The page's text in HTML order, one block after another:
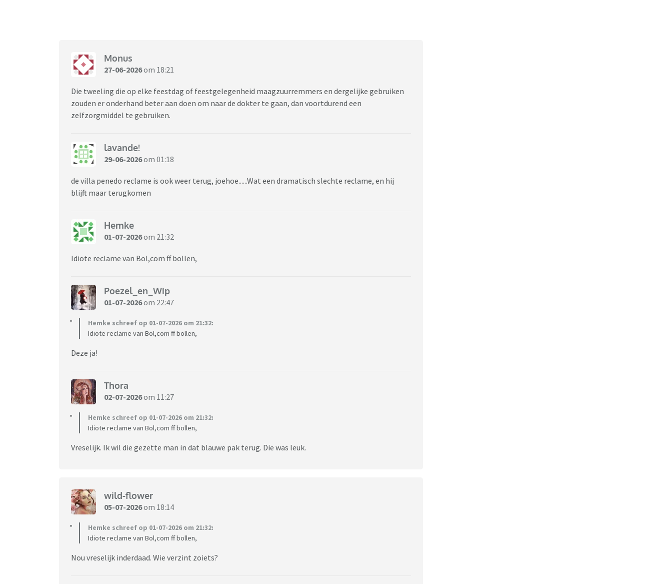
Monus
27-06-2026om 18:21
Die tweeling die op elke feestdag of feestgelegenheid maagzuurremmers en dergelijke gebruiken
zouden er onderhand beter aan doen om naar de dokter te gaan, dan voortdurend een
zelfzorgmiddel te gebruiken.
lavande!
29-06-2026om 01:18
de villa penedo reclame is ook weer terug, joehoe......Wat een dramatisch slechte reclame, en hij
blijft maar terugkomen
Hemke
01-07-2026om 21:32
Idiote reclame van Bol,com ff bollen,
Poezel_en_Wip
01-07-2026om 22:47
Hemke schreef op 01-07-2026 om 21:32:
Idiote reclame van Bol,com ff bollen,
Deze ja!
Thora
02-07-2026om 11:27
Hemke schreef op 01-07-2026 om 21:32:
Idiote reclame van Bol,com ff bollen,
Vreselijk. Ik wil die gezette man in dat blauwe pak terug. Die was leuk.
wild-flower
05-07-2026om 18:14
Hemke schreef op 01-07-2026 om 21:32:
Idiote reclame van Bol,com ff bollen,
Nou vreselijk inderdaad. Wie verzint zoiets?